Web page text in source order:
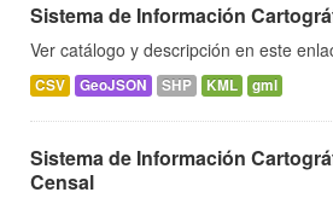
Sistema de Información
Ver catálogo y descripción en este
CSV GeoJSON SHP KML gml
Sistema de Información
Censal